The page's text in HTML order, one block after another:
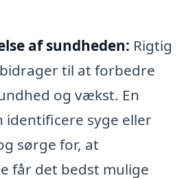
af sundheden: Rigtig
til at forbedre
og vækst. En
identificere syge eller
sørge for, at
får det bedst mulige